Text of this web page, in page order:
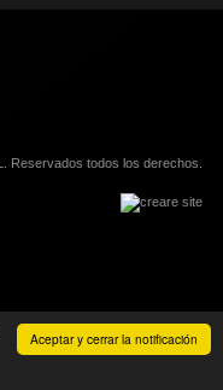
Aceptar y cerrar la notificación
. Reservados todos los derechos.